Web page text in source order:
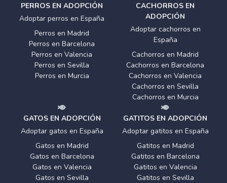
PERROS EN ADOPCIÓN
Adoptar perros en España
Perros en Madrid
Perros en Barcelona
Perros en Valencia
Perros en Sevilla
Perros en Murcia
CACHORROS EN
ADOPCIÓN
Adoptar cachorros en
España
Cachorros en Madrid
Cachorros en Barcelona
Cachorros en Valencia
Cachorros en Sevilla
Cachorros en Murcia
GATOS EN ADOPCIÓN
Adoptar gatos en España
Gatos en Madrid
Gatos en Barcelona
Gatos en Valencia
Gatos en Sevilla
GATITOS EN ADOPCIÓN
Adoptar gatitos en España
Gatitos en Madrid
Gatitos en Barcelona
Gatitos en Valencia
Gatitos en Sevilla